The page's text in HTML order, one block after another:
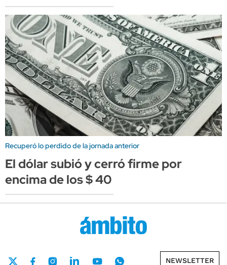
Recuperó lo perdido de la jornada anterior
El dólar subió y cerró firme por
encima de los $ 40
NEWSLETTER